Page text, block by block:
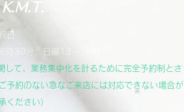
日
時30分、日曜13～18時
て、業務集中化を計るために完全予約制とさ
予約のない急なご来店には対応できない場合が
ください）